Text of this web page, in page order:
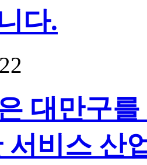
다.
대만구
서비스 산